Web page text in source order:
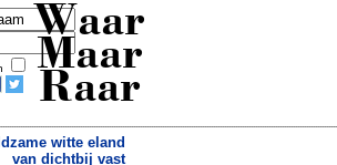
Waar
Maar
Raar
witte eland
van dichtbij vast